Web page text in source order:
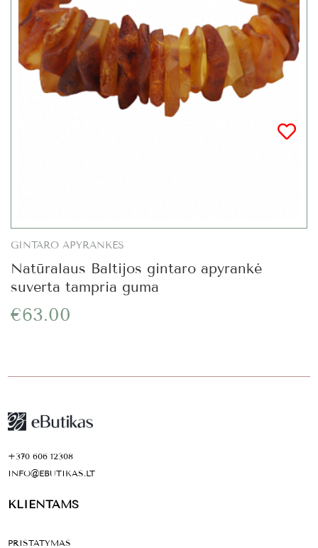
GINTARO APYRANKĖS
Natūralaus Baltijos gintaro apyrankė
suverta tampria guma
€63.00
+370 606 12308
INFO@EBUTIKAS.LT
KLIENTAMS
PRISTATYMAS